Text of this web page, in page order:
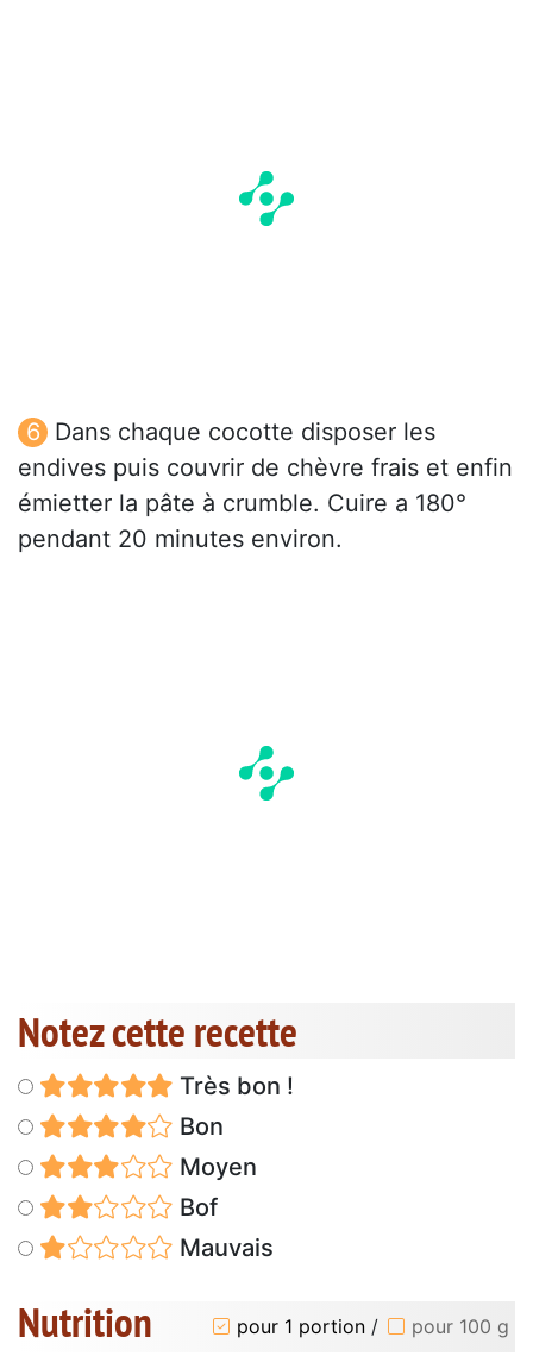
Dans chaque cocotte disposer les
endives puis couvrir de chèvre frais et enfin
émietter la pâte à crumble. Cuire a 180°
pendant 20 minutes environ.
Notez cette recette
Très bon !
Bon
Moyen
Bof
Mauvais
Nutrition pour 1 portion / pour 100 g